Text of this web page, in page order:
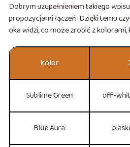
Dobrym uzupełnieniem takiego
propozycjami łączeń. Dzięki temu
oka widzi, co może zrobić z
Kolor
Sublime Green off-
Blue Aura